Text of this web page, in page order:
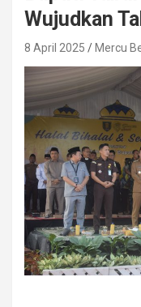
Wujudkan
8 April 2025 Mercu